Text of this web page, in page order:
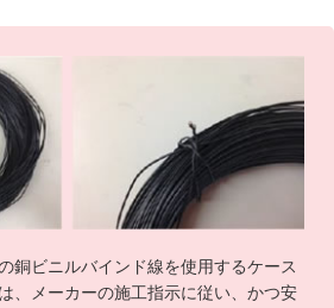
銅ビニルバインド線を使用するケース
、メーカーの施工指示に従い、かつ安